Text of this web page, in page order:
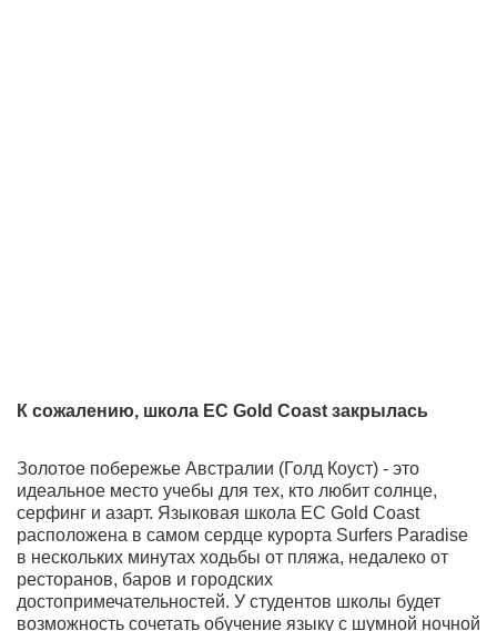
К сожалению, школа EC Gold Coast закрылась
Золотое побережье Австралии (Голд Коуст) - это
идеальное место учебы для тех, кто любит солнце,
серфинг и азарт. Языковая школа EC Gold Coast
расположена в самом сердце курорта Surfers Paradise
в нескольких минутах ходьбы от пляжа, недалеко от
ресторанов, баров и городских
достопримечательностей. У студентов школы будет
возможность сочетать обучение языку с шумной ночной